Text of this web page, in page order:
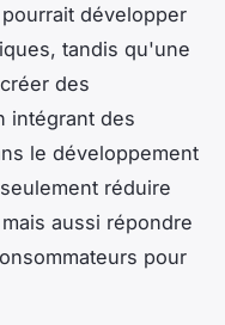
développer
tandis qu'une
des
intégrant des
le développement
réduire
aussi répondre
pour